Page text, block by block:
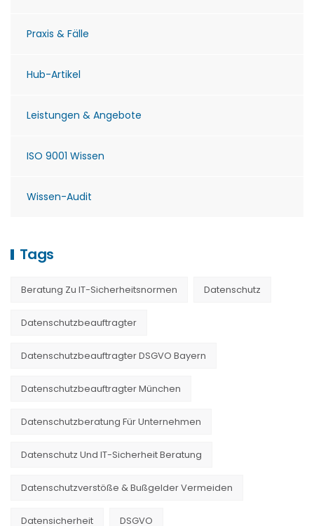
Praxis & Fälle
Hub-Artikel
Leistungen & Angebote
ISO 9001 Wissen
Wissen-Audit
Tags
Beratung Zu IT-Sicherheitsnormen Datenschutz
Datenschutzbeauftragter
Datenschutzbeauftragter DSGVO Bayern
Datenschutzbeauftragter München
Datenschutzberatung Für Unternehmen
Datenschutz Und IT-Sicherheit Beratung
Datenschutzverstöße & Bußgelder Vermeiden
Datensicherheit DSGVO